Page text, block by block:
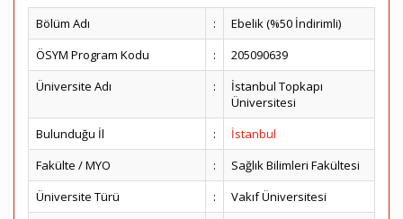
Bölüm Adı :
Ebelik (%50 İndirimli)
ÖSYM Program Kodu
:
205090639
Üniversite Adı
:
İstanbul Topkapı
Üniversitesi
Bulunduğu İl
:
İstanbul
Fakülte / MYO
:
Sağlık Bilimleri Fakültesi
Üniversite Türü
:
Vakıf Üniversitesi